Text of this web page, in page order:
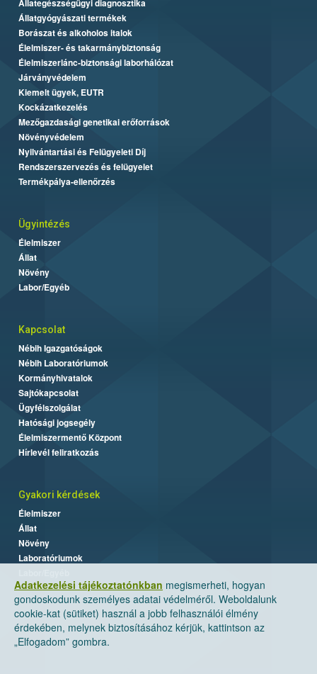
Adatkezelési tájékoztatónkban megismerheti, hogyan
gondoskodunk személyes adatai védelméről. Weboldalunk
cookie-kat (sütiket) használ a jobb felhasználói élmény
érdekében, melynek biztosításához kérjük, kattintson az
„Elfogadom” gombra.
Állategészségügyi diagnosztika
Állatgyógyászati termékek
Borászat és alkoholos italok
Élelmiszer- és takarmánybiztonság
Élelmiszerlánc-biztonsági laborhálózat
Járványvédelem
Kiemelt ügyek, EUTR
Kockázatkezelés
Mezőgazdasági genetikai erőforrások
Növényvédelem
Nyilvántartási és Felügyeleti Díj
Rendszerszervezés és felügyelet
Termékpálya-ellenőrzés
Ügyintézés
Élelmiszer
Állat
Növény
Labor/Egyéb
Kapcsolat
Nébih Igazgatóságok
Nébih Laboratóriumok
Kormányhivatalok
Sajtókapcsolat
Ügyfélszolgálat
Hatósági jogsegély
Élelmiszermentő Központ
Hírlevél feliratkozás
Gyakori kérdések
Élelmiszer
Állat
Növény
Laboratóriumok